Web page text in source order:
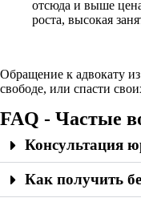
отсюда и выше
роста, высокая
Обращение к адвокату
свободе, или спасти
FAQ - Частые
Консультация
Как получить